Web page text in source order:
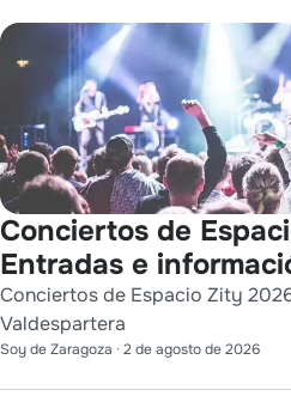
Conciertos de
Entradas e
Conciertos de Espacio Zity
Valdespartera
Soy de Zaragoza · 2 de agosto de 2026